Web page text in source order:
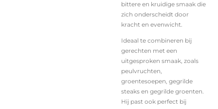
bittere en kruidige smaak die
zich onderscheidt door
kracht en evenwicht.
Ideaal te combineren bij
gerechten met een
uitgesproken smaak, zoals
peulvruchten,
groentesoepen, gegrilde
steaks en gegrilde groenten.
Hij past ook perfect bij